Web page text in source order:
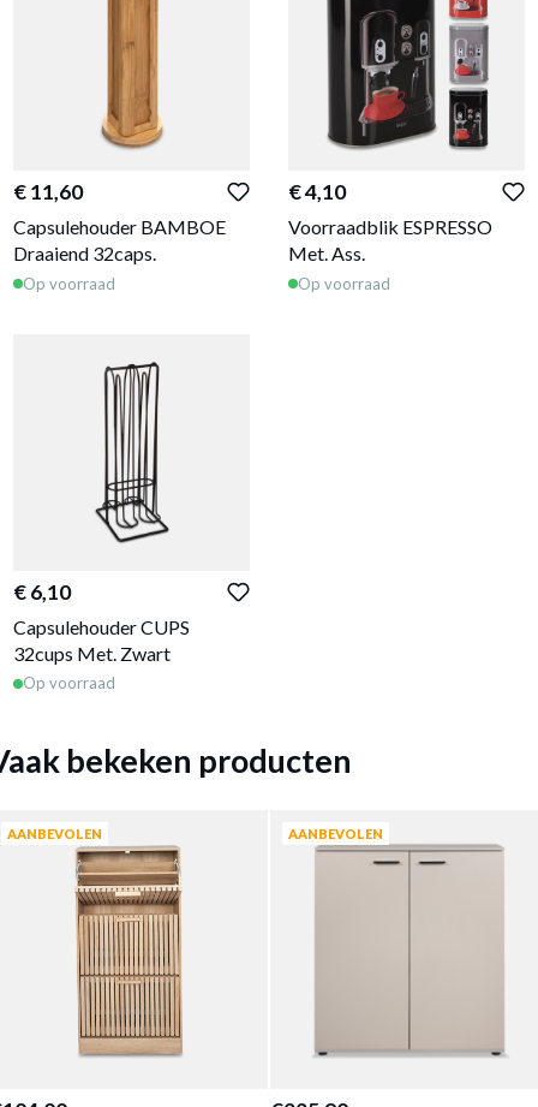
€ 11,60
Capsulehouder BAMBOE
Draaiend 32caps.
Op voorraad
€ 4,10
Voorraadblik ESPRESSO
Met. Ass.
Op voorraad
€ 6,10
Capsulehouder CUPS
32cups Met. Zwart
Op voorraad
bekeken producten
AANBEVOLEN AANBEVOLEN